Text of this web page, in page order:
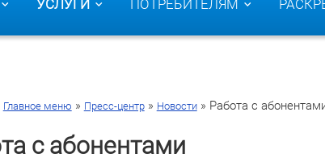
УСЛУГИ ПОТРЕБИТЕЛЯМ
Главное меню » Пресс-центр» Новости» Работа с
с абонентами